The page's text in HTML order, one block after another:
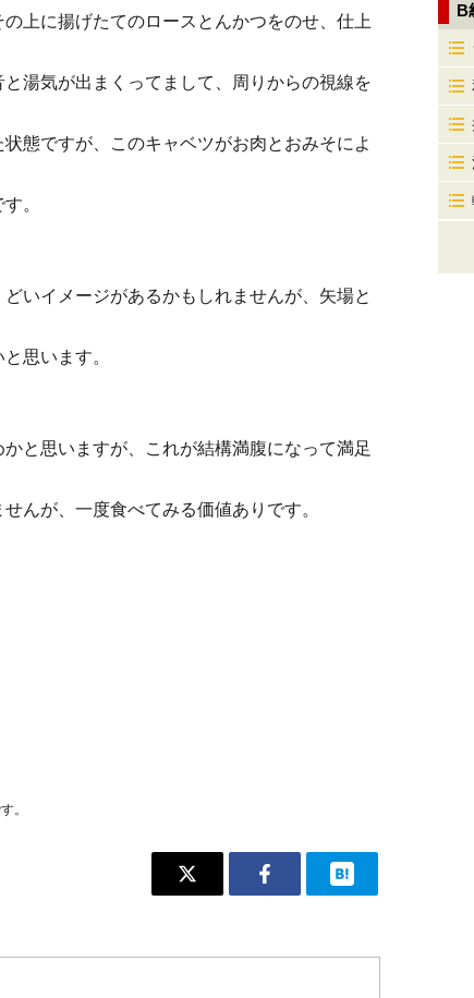
上に揚げたてのロースとんかつをのせ、仕上
湯気が出まくってまして、周りからの視線を
態ですが、このキャベツがお肉とおみそによ
。
いイメージがあるかもしれませんが、矢場と
思います。
と思いますが、これが結構満腹になって満足
んが、一度食べてみる価値ありです。
。
B